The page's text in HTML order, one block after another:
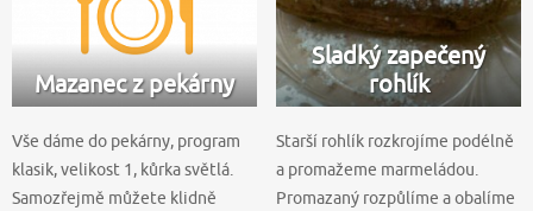
Mazanec z pekárny
Vše dáme do pekárny, program
klasik, velikost 1, kůrka světlá.
Samozřejmě můžete klidně
Sladký zapečený
rohlík
Starší rohlík rozkrojíme podélně
a promažeme marmeládou.
Promazaný rozpůlíme a obalíme